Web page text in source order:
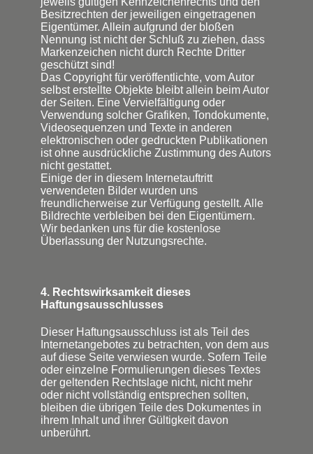
Besitzrechten der jeweiligen eingetragenen
Eigentümer. Allein aufgrund der bloßen
Nennung ist nicht der Schluß zu ziehen, dass
Markenzeichen nicht durch Rechte Dritter
geschützt sind!
Das Copyright für veröffentlichte, vom Autor
selbst erstellte Objekte bleibt allein beim Autor
der Seiten. Eine Vervielfältigung oder
Verwendung solcher Grafiken, Tondokumente,
Videosequenzen und Texte in anderen
elektronischen oder gedruckten Publikationen
ist ohne ausdrückliche Zustimmung des Autors
nicht gestattet.
Einige der in diesem Internetauftritt
verwendeten Bilder wurden uns
freundlicherweise zur Verfügung gestellt. Alle
Bildrechte verbleiben bei den Eigentümern.
Wir bedanken uns für die kostenlose
Überlassung der Nutzungsrechte.
4. Rechtswirksamkeit dieses
Haftungsausschlusses
Dieser Haftungsausschluss ist als Teil des
Internetangebotes zu betrachten, von dem aus
auf diese Seite verwiesen wurde. Sofern Teile
oder einzelne Formulierungen dieses Textes
der geltenden Rechtslage nicht, nicht mehr
oder nicht vollständig entsprechen sollten,
bleiben die übrigen Teile des Dokumentes in
ihrem Inhalt und ihrer Gültigkeit davon
unberührt.